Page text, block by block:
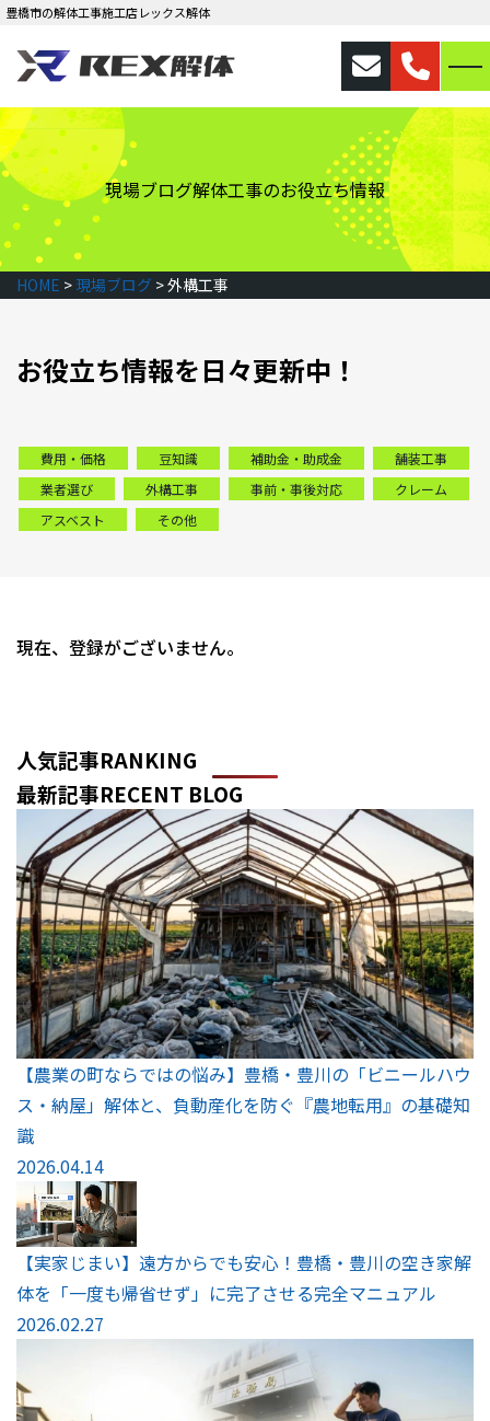
豊橋市の解体工事施工店レックス解体
現場ブログ解体工事のお役立ち情報
HOME > 現場ブログ >外構工事
お役立ち情報を日々更新中！
費用・価格 豆知識 補助金・助成金
舗装工事
業者選び
外構工事 事前・事後対応
クレーム
アスベスト
その他
現在、登録がございません。
人気記事RANKING
最新記事RECENT BLOG
【農業の町ならではの悩み】豊橋・豊川の「ビニールハウ
ス・納屋」解体と、負動産化を防ぐ『農地転用』の基礎知
識
2026.04.14
【実家じまい】遠方からでも安心！豊橋・豊川の空き家解
体を「一度も帰省せず」に完了させる完全マニュアル
2026.02.27